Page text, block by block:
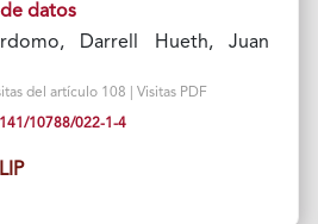
datos
Darrell Hueth, Juan
del artículo 108 | Visitas PDF
10788/022-1-4